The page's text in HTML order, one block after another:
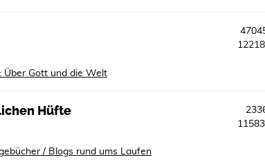
Über Gott und die Welt
Hüfte
/ Blogs rund ums Laufen